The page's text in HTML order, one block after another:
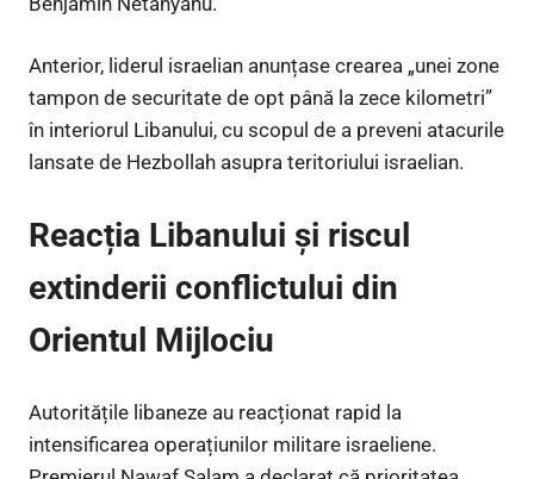
Anterior, liderul israelian anunțase crearea „unei zone
tampon de securitate de opt până la zece kilometri”
în interiorul Libanului, cu scopul de a preveni atacurile
lansate de Hezbollah asupra teritoriului israelian.
Reacția Libanului și riscul
extinderii conflictului din
Orientul Mijlociu
Autoritățile libaneze au reacționat rapid la
intensificarea operațiunilor militare israeliene.